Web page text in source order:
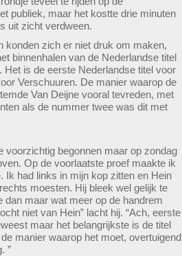
publiek, maar het kostte drie minuten
uit zicht verdween.
konden zich er niet druk om maken,
binnenhalen van de Nederlandse titel
Het is de eerste Nederlandse titel voor
Verschuuren. De manier waarop de
Van Deijne vooral tevreden, met
als de nummer twee was dit met
voorzichtig begonnen maar op zondag
Op de voorlaatste proef maakte ik
Ik had links in mijn kop zitten en Hein
moesten. Hij bleek wel gelijk te
dan maar wat meer op de handrem
niet van Hein” lacht hij. “Ach, eerste
maar het belangrijkste is de titel
manier waarop het moet, overtuigend
”